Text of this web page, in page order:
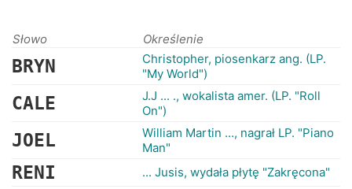
Słowo Określenie
BRYN
Christopher, piosenkarz ang. (LP.
"My World")
CALE
J.J ... ., wokalista amer. (LP. "Roll
On")
JOEL
William Martin ..., nagrał LP. "Piano
Man"
RENI ... Jusis, wydała płytę "Zakręcona"